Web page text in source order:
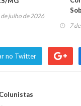
de julho de 2026
7
no Twitter
Colunistas